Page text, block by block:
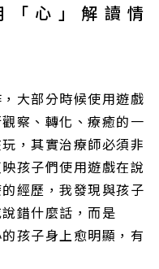
「心」解讀情
大部分時候使用遊戲
察、轉化、療癒的一
，其實治療師必須非
孩子們使用遊戲在說
經歷，我發現與孩子
錯什麼話，而是
孩子身上愈明顯，有